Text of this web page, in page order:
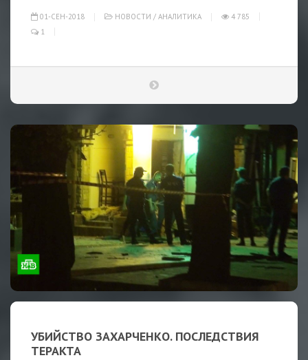
01-СЕН-2018 НОВОСТИ / АНАЛИТИКА
4 785
1
УБИЙСТВО ЗАХАРЧЕНКО. ПОСЛЕДСТВИЯ
ТЕРАКТА